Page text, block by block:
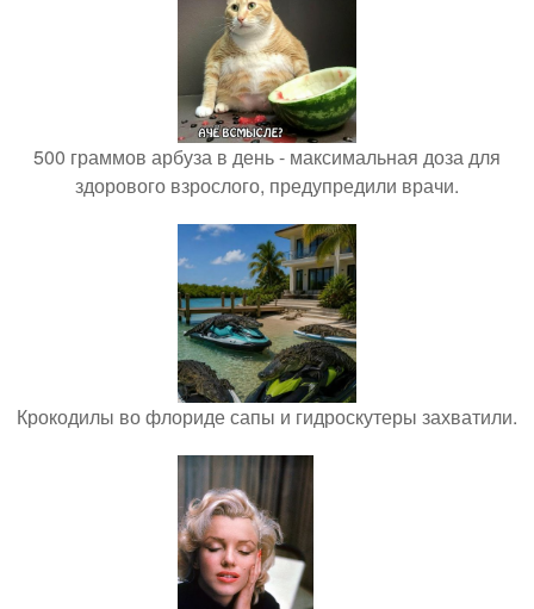
500 граммов арбуза в день - максимальная доза для
здорового взрослого, предупредили врачи.
Крокодилы во флориде сапы и гидроскутеры захватили.